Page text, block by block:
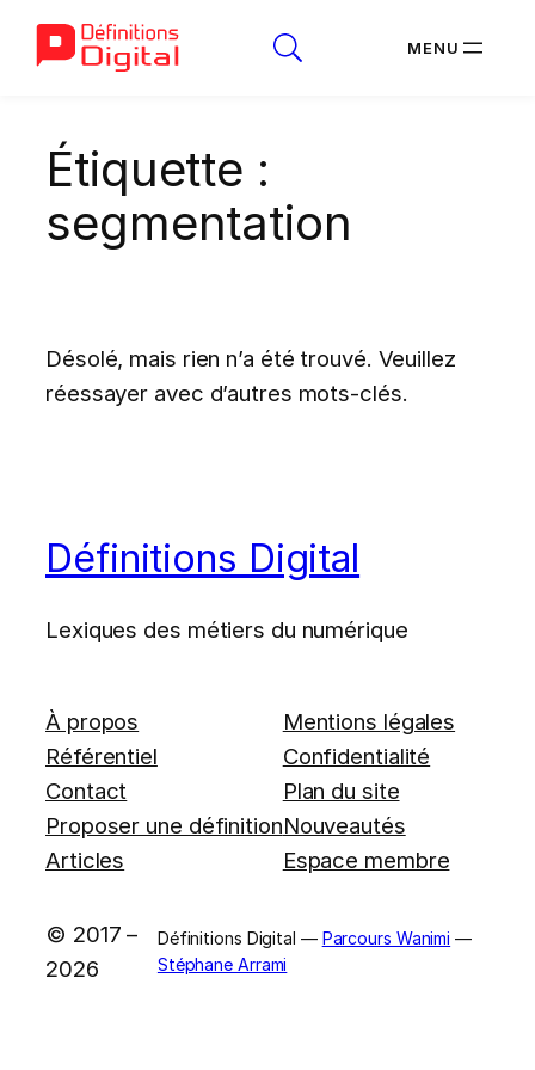
contenu
Étiquette :
segmentation
Désolé, mais rien n’a été trouvé. Veuillez
réessayer avec d’autres mots-clés.
Définitions Digital
Lexiques des métiers du numérique
À propos
Référentiel
Contact
Proposer une définition
Articles
Mentions légales
Confidentialité
Plan du site
Nouveautés
Espace membre
© 2017 –
2026
Définitions Digital — Parcours Wanimi —
Stéphane Arrami